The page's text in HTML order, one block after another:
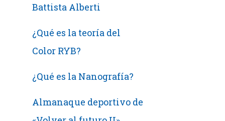
Battista Alberti
¿Qué es la teoría del
Color RYB?
¿Qué es la Nanografía?
Almanaque deportivo de